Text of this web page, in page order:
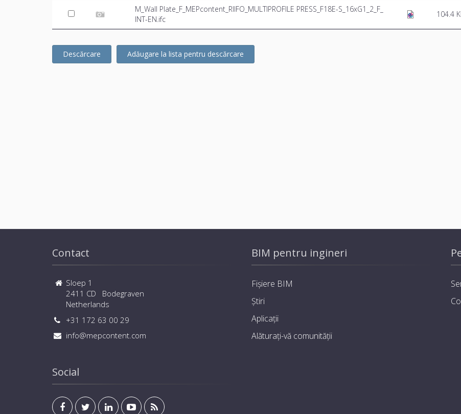
M_Wall Plate_F_MEPcontent_RIIFO_MULTIPROFILE PRESS_F18E-S_16xG1_2_F_
INT-EN.ifc
104.4
Descărcare Adăugare la lista pentru descărcare
Contact
Sloep 1
2411 CD Bodegraven
Netherlands
+31 172 63 00 29
info@mepcontent.com
Social
BIM pentru ingineri
Fișiere BIM
Știri
Aplicații
Alăturați-vă comunității